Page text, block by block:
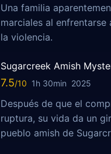
Una familia
marciales al
la violencia.
Sugarcreek Amish
7.5 1h 30min 2025
Después de que el
ruptura, su vida da un
pueblo amish de